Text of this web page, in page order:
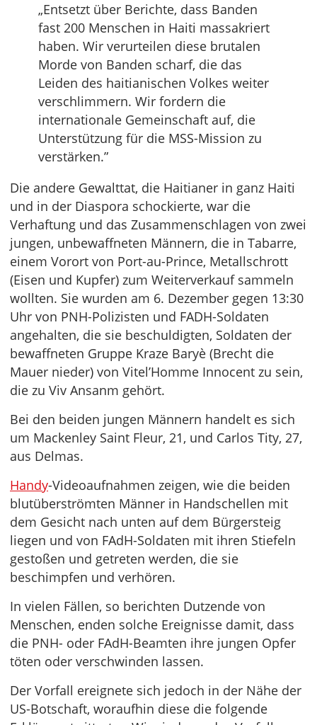
„Entsetzt über Berichte, dass Banden
fast 200 Menschen in Haiti massakriert
haben. Wir verurteilen diese brutalen
Morde von Banden scharf, die das
Leiden des haitianischen Volkes weiter
verschlimmern. Wir fordern die
internationale Gemeinschaft auf, die
Unterstützung für die MSS-Mission zu
verstärken.”
Die andere Gewalttat, die Haitianer in ganz Haiti
und in der Diaspora schockierte, war die
Verhaftung und das Zusammenschlagen von zwei
jungen, unbewaffneten Männern, die in Tabarre,
einem Vorort von Port-au-Prince, Metallschrott
(Eisen und Kupfer) zum Weiterverkauf sammeln
wollten. Sie wurden am 6. Dezember gegen 13:30
Uhr von PNH-Polizisten und FADH-Soldaten
angehalten, die sie beschuldigten, Soldaten der
bewaffneten Gruppe Kraze Baryè (Brecht die
Mauer nieder) von Vitel’Homme Innocent zu sein,
die zu Viv Ansanm gehört.
Bei den beiden jungen Männern handelt es sich
um Mackenley Saint Fleur, 21, und Carlos Tity, 27,
aus Delmas.
Handy-Videoaufnahmen zeigen, wie die beiden
blutüberströmten Männer in Handschellen mit
dem Gesicht nach unten auf dem Bürgersteig
liegen und von FAdH-Soldaten mit ihren Stiefeln
gestoßen und getreten werden, die sie
beschimpfen und verhören.
In vielen Fällen, so berichten Dutzende von
Menschen, enden solche Ereignisse damit, dass
die PNH- oder FAdH-Beamten ihre jungen Opfer
töten oder verschwinden lassen.
Der Vorfall ereignete sich jedoch in der Nähe der
US-Botschaft, woraufhin diese die folgende